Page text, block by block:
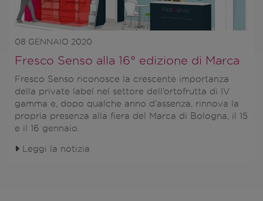
08 GENNAIO 2020
Fresco Senso alla 16° edizione di Marca
Fresco Senso riconosce la crescente importanza
della private label
nel settore dell’ortofrutta di IV
gamma e, dopo qualche anno d’assenza, rinnova la
propria presenza alla fiera del
Marca di Bologna, il 15
e il 16 gennaio.
Leggi la notizia